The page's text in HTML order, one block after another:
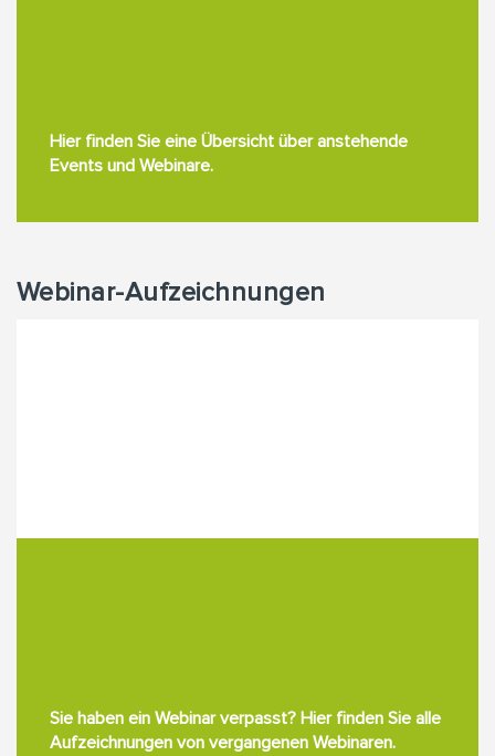
Hier finden Sie eine Übersicht über anstehende
Events und Webinare.
Webinar-Aufzeichnungen
Sie haben ein Webinar verpasst? Hier finden Sie alle
Aufzeichnungen von vergangenen Webinaren.